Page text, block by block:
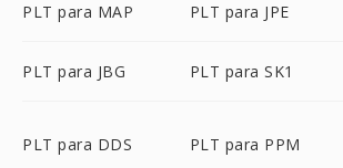
PLT para MAP PLT para JPE
PLT para JBG PLT para SK1
PLT para DDS PLT para PPM